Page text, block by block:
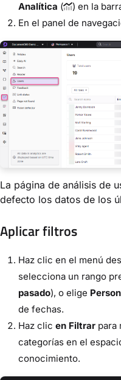
Analítica (
) en la
En el panel de
La página de análisis de
defecto los datos de los
Aplicar filtros
Haz clic en el menú
selecciona un rango
pasado), o elige
de fechas.
Haz clic en Filtrar para
categorías en el
conocimiento.